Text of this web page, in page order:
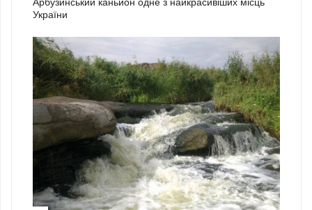
Арбузинський каньйон одне з найкрасивіших місць
України